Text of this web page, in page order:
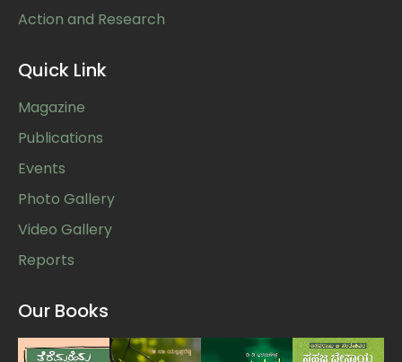
Action and Research
Quick Link
Magazine
Publications
Events
Photo Gallery
Video Gallery
Reports
Our Books